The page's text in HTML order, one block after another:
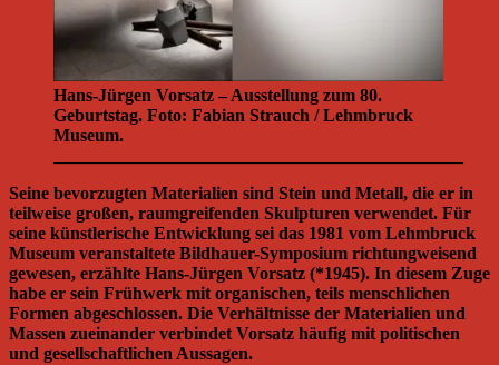
Hans-Jürgen Vorsatz – Ausstellung zum 80.
Geburtstag. Foto: Fabian Strauch / Lehmbruck
Museum.
Seine bevorzugten Materialien sind Stein und Metall, die er in
teilweise großen, raumgreifenden Skulpturen verwendet. Für
seine künstlerische Entwicklung sei das 1981 vom Lehmbruck
Museum veranstaltete Bildhauer-Symposium richtungweisend
gewesen, erzählte Hans-Jürgen Vorsatz (*1945). In diesem Zuge
habe er sein Frühwerk mit organischen, teils menschlichen
Formen abgeschlossen. Die Verhältnisse der Materialien und
Massen zueinander verbindet Vorsatz häufig mit politischen
und gesellschaftlichen Aussagen.